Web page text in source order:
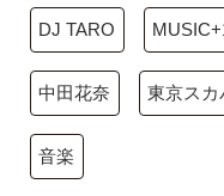
DJ TARO
中田花奈 東京スカ
音楽